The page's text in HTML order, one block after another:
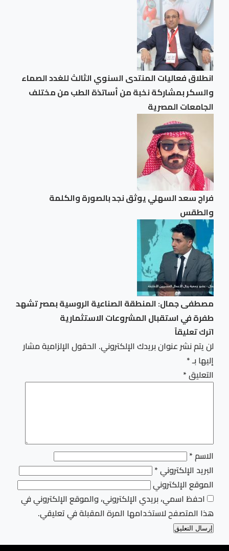
انطلاق فعاليات المنتدى السنوي الثالث للغدد الصماء
والسكر بمشاركة نخبة من أساتذة الطب من مختلف
الجامعات المصرية
فراج سعد السهلي يوثق نجد بالصورة والكلمة
والطقس
مصطفى جمال: المنطقة الصناعية الروسية بمصر تشهد
طفرة في استقبال المشروعات الاستثمارية
اترك تعليقاً
لن يتم نشر عنوان بريدك الإلكتروني. الحقول الإلزامية مشار
إليها بـ*
التعليق*
الاسم*
البريد الإلكتروني*
الموقع الإلكتروني
احفظ اسمي، بريدي الإلكتروني، والموقع الإلكتروني في
هذا المتصفح لاستخدامها المرة المقبلة في تعليقي.